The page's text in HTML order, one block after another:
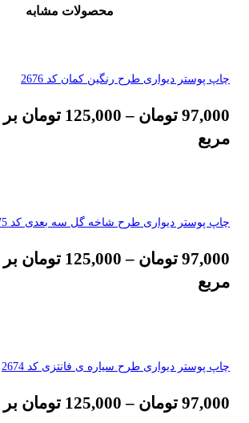
محصولات مشابه
چاپ پوستر دیواری طرح رنگین کمان کد 2676
97,000 تومان –
125,000 تومان
مربع
چاپ پوستر دیواری طرح شاخه گل سه بعدی کد 2675
97,000 تومان –
125,000 تومان
مربع
چاپ پوستر دیواری طرح سیاره ی فانتزی کد 2674
97,000 تومان –
125,000 تومان